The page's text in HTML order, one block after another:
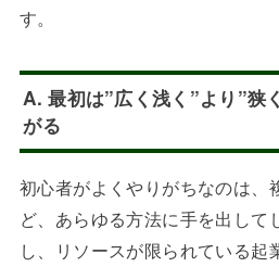
す。
A. 最初は”広く浅く”より”狭
がる
初心者がよくやりがちなのは、
ど、あらゆる方法に手を出して
し、リソースが限られている起